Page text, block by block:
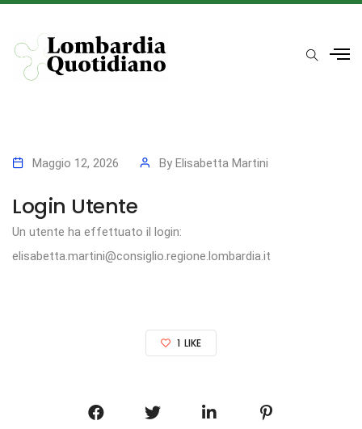
Maggio 12, 2026 By Elisabetta Martini
Login Utente
Un utente ha effettuato il login:
elisabetta.martini@consiglio.regione.lombardia.it
1 LIKE